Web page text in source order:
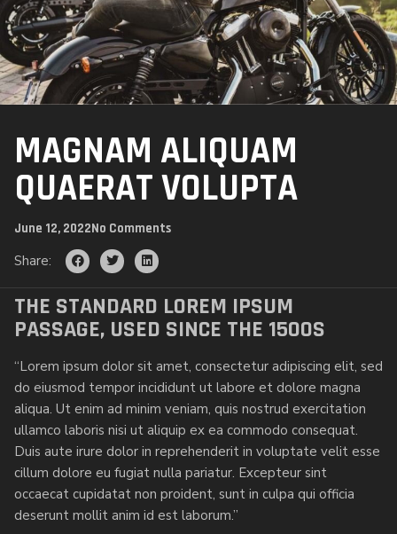
MAGNAM ALIQUAM
QUAERAT VOLUPTA
June 12, 2022No Comments
Share:
THE STANDARD LOREM IPSUM
PASSAGE, USED SINCE THE 1500S
“Lorem ipsum dolor sit amet, consectetur adipiscing elit, sed
do eiusmod tempor incididunt ut labore et dolore magna
aliqua. Ut enim ad minim veniam, quis nostrud exercitation
ullamco laboris nisi ut aliquip ex ea commodo consequat.
Duis aute irure dolor in reprehenderit in voluptate velit esse
cillum dolore eu fugiat nulla pariatur. Excepteur sint
occaecat cupidatat non proident, sunt in culpa qui officia
deserunt mollit anim id est laborum.”